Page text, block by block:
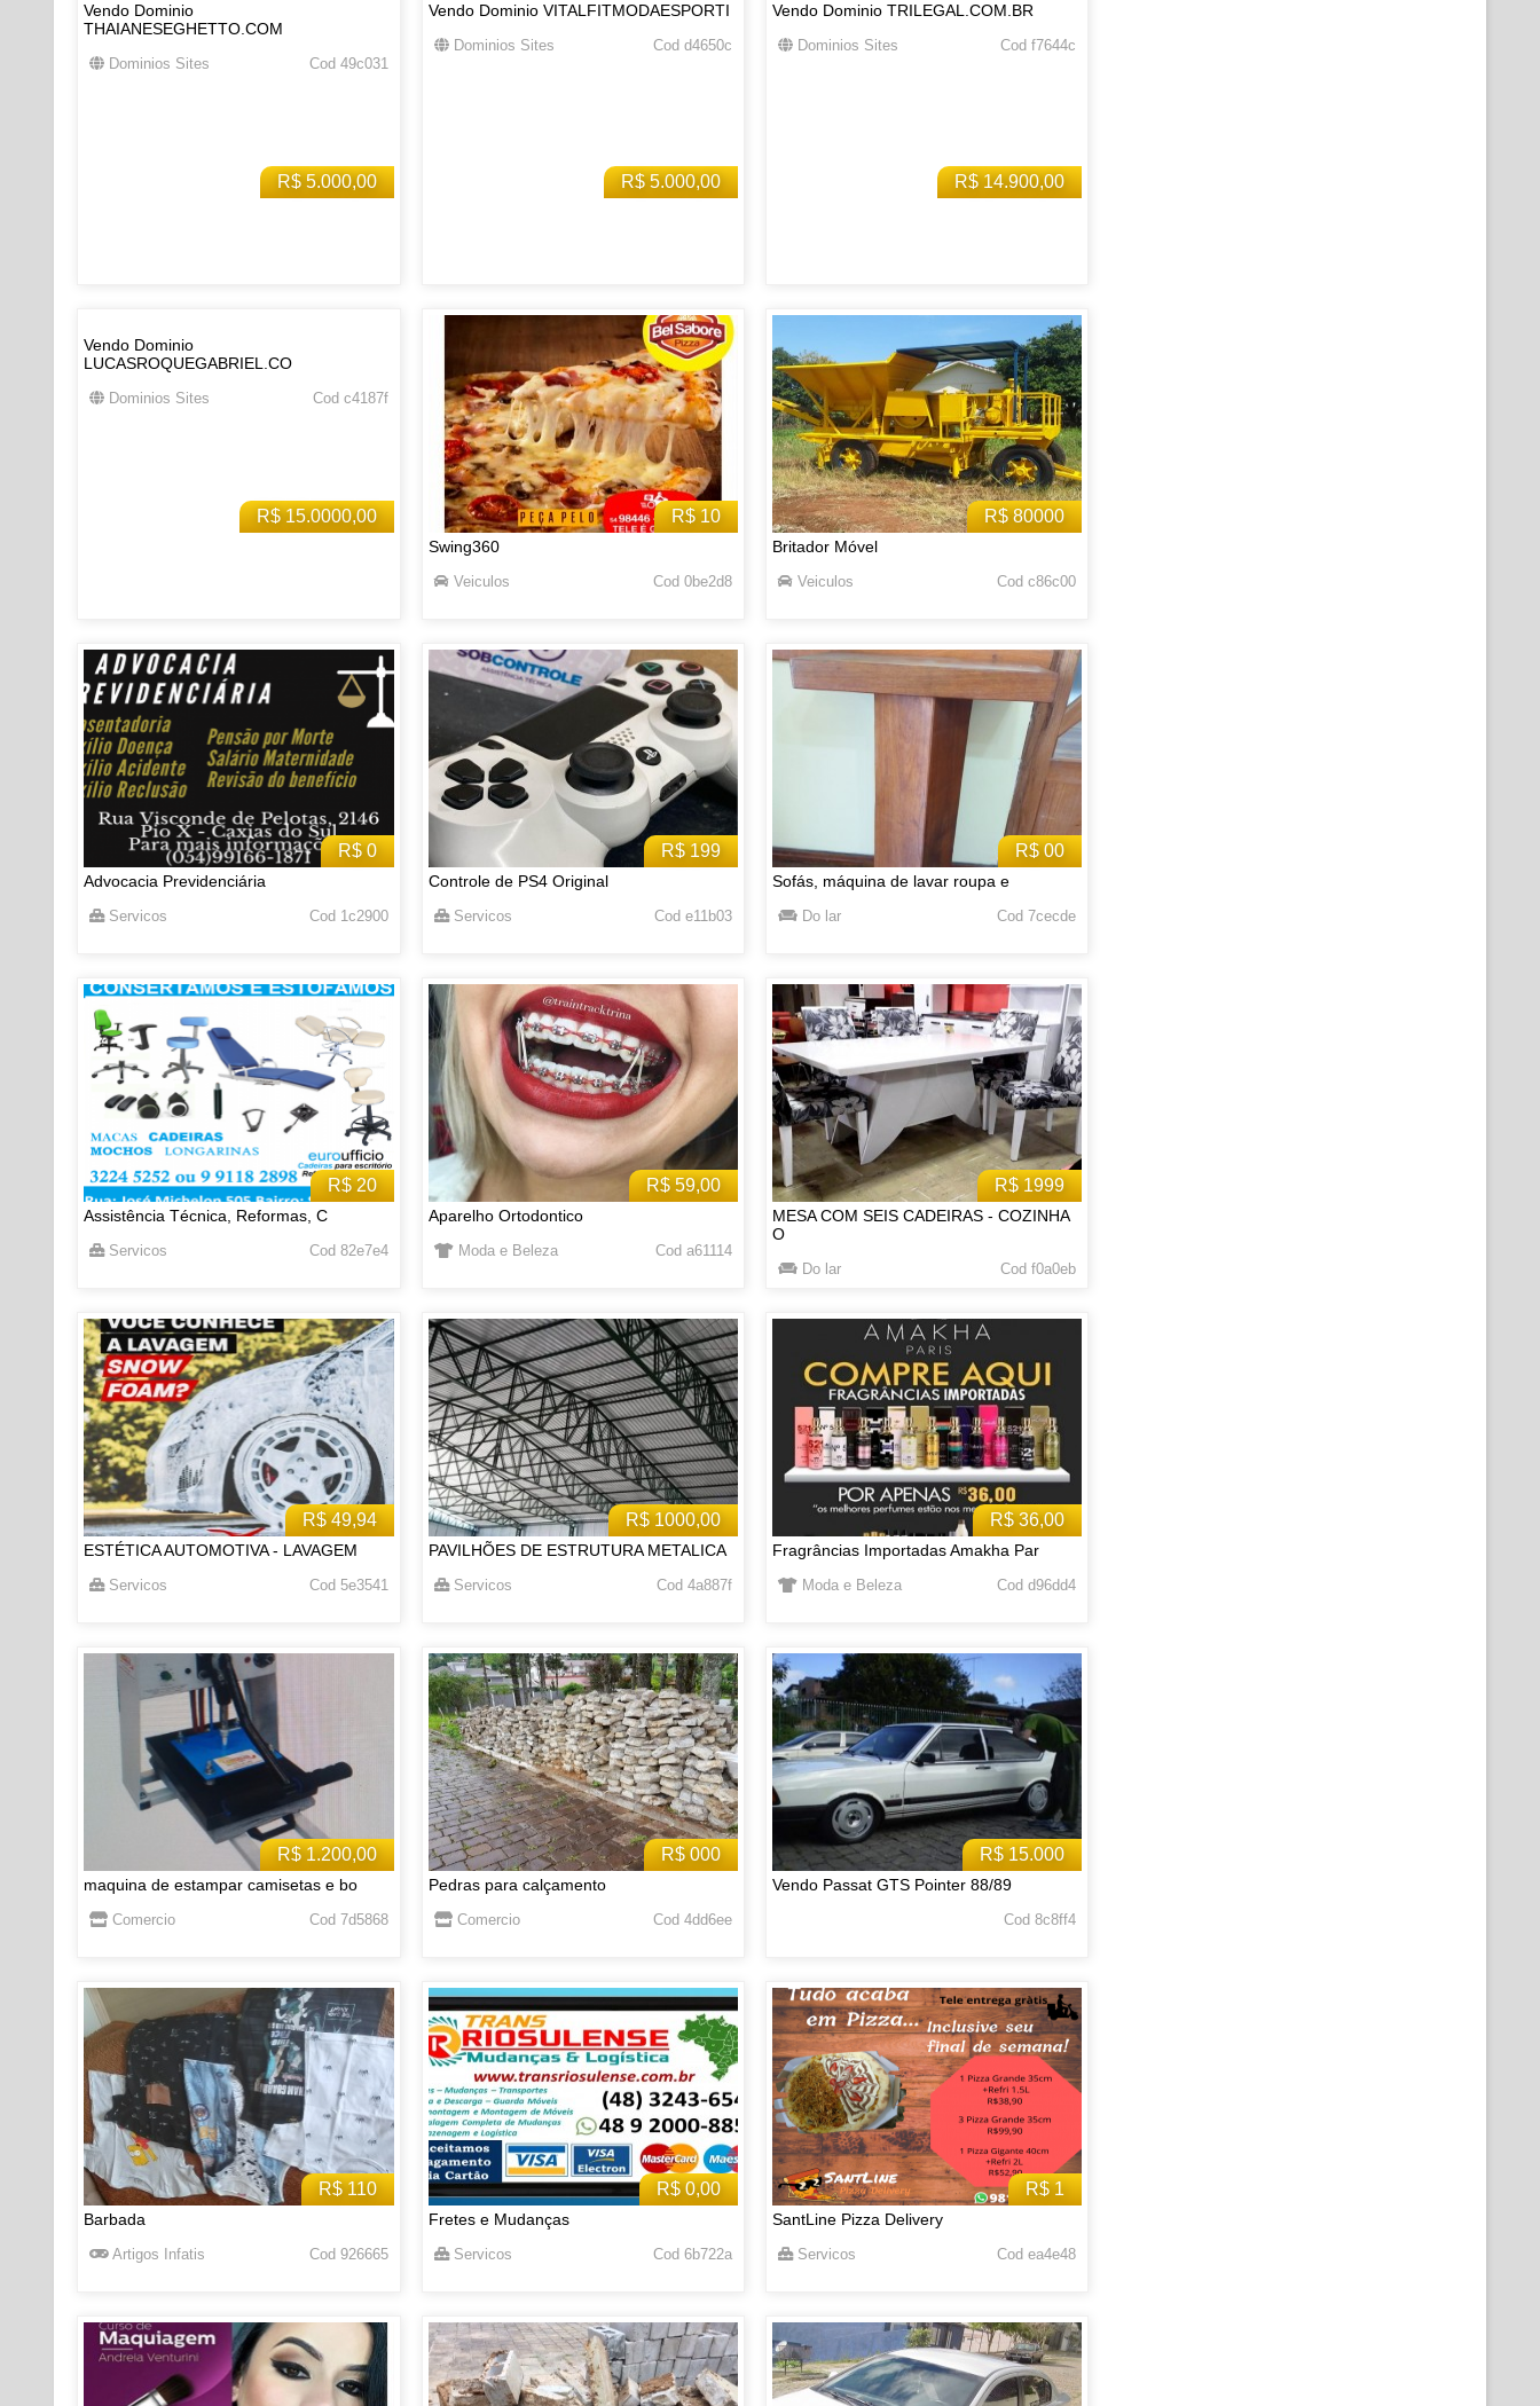
R$ 5.000,00
Vendo Dominio
THAIANESEGHETTO.COM
Dominios Sites Cod 49c031
R$ 5.000,00
Vendo Dominio VITALFITMODAESPORTI
Dominios Sites Cod d4650c
R$ 14.900,00
Vendo Dominio TRILEGAL.COM.BR
Dominios Sites Cod f7644c
R$ 15.0000,00
Vendo Dominio
LUCASROQUEGABRIEL.CO
Dominios Sites Cod c4187f
R$ 10
Swing360
Veiculos Cod 0be2d8
R$ 80000
Britador Móvel
Veiculos Cod c86c00
R$ 0
Advocacia Previdenciária
Servicos Cod 1c2900
R$ 199
Controle de PS4 Original
Servicos Cod e11b03
R$ 00
Sofás, máquina de lavar roupa e
Do lar Cod 7cecde
R$ 20
Assistência Técnica, Reformas, C
Servicos Cod 82e7e4
R$ 59,00
Aparelho Ortodontico
Moda e Beleza Cod a61114
R$ 1999
MESA COM SEIS CADEIRAS - COZINHA
O
Do lar Cod f0a0eb
R$ 49,94
ESTÉTICA AUTOMOTIVA - LAVAGEM
Servicos Cod 5e3541
R$ 1000,00
PAVILHÕES DE ESTRUTURA METALICA
Servicos Cod 4a887f
R$ 36,00
Fragrâncias Importadas Amakha Par
Moda e Beleza Cod d96dd4
R$ 1.200,00
maquina de estampar camisetas e bo
Comercio Cod 7d5868
R$ 000
Pedras para calçamento
Comercio Cod 4dd6ee
R$ 15.000
Vendo Passat GTS Pointer 88/89
Cod 8c8ff4
R$ 110
Barbada
Artigos Infatis Cod 926665
R$ 0,00
Fretes e Mudanças
Servicos Cod 6b722a
R$ 1
SantLine Pizza Delivery
Servicos Cod ea4e48